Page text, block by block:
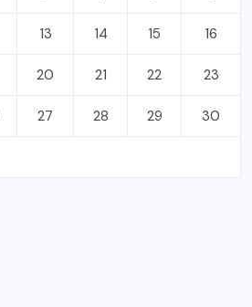
13 14 15 16
20 21 22 23
27 28 29 30